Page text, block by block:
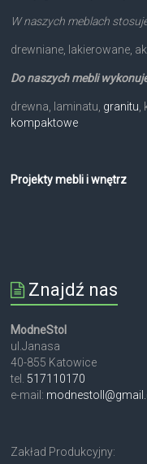
W naszych meblach
drewniane, lakierowane,
Do naszych mebli
drewna, laminatu, granitu
kompaktowe
Projekty mebli i wnętrz
Znajdź nas
ModneStol
ul.Janasa
40-855 Katowice
tel. 517110170
e-mail:
Zakład Produkcyjny: